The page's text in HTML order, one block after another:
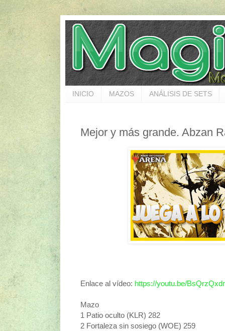
INICIO MAZOS ANÁLISIS DE SETS
Mejor y más grande. Abzan
Enlace al vídeo: https://youtu.be/
Mazo
1 Patio oculto (KLR) 282
2 Fortaleza sin sosiego (WOE) 259